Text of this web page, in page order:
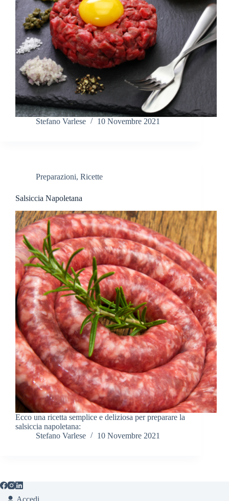
Stefano Varlese 10 Novembre 2021
Preparazioni, Ricette
Salsiccia Napoletana
Ecco una ricetta semplice e deliziosa per preparare la
salsiccia napoletana:
Stefano Varlese
10 Novembre 2021